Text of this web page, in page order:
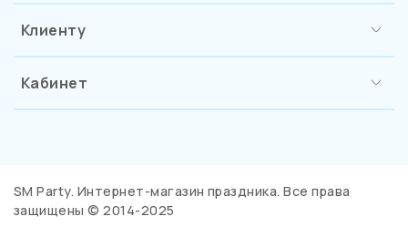
Клиенту
Кабинет
SM Party. Интернет-магазин праздника. Все права
защищены © 2014-2025